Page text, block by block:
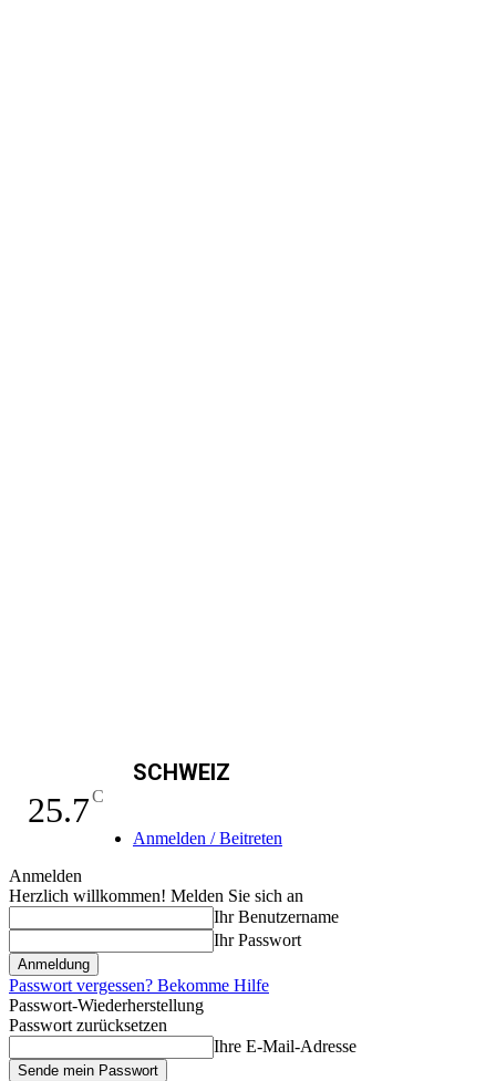
25.7C
SCHWEIZ
Anmelden / Beitreten
Anmelden
Herzlich willkommen! Melden Sie sich an
Ihr Benutzername
Ihr Passwort
Passwort vergessen? Bekomme Hilfe
Passwort-Wiederherstellung
Passwort zurücksetzen
Ihre E-Mail-Adresse